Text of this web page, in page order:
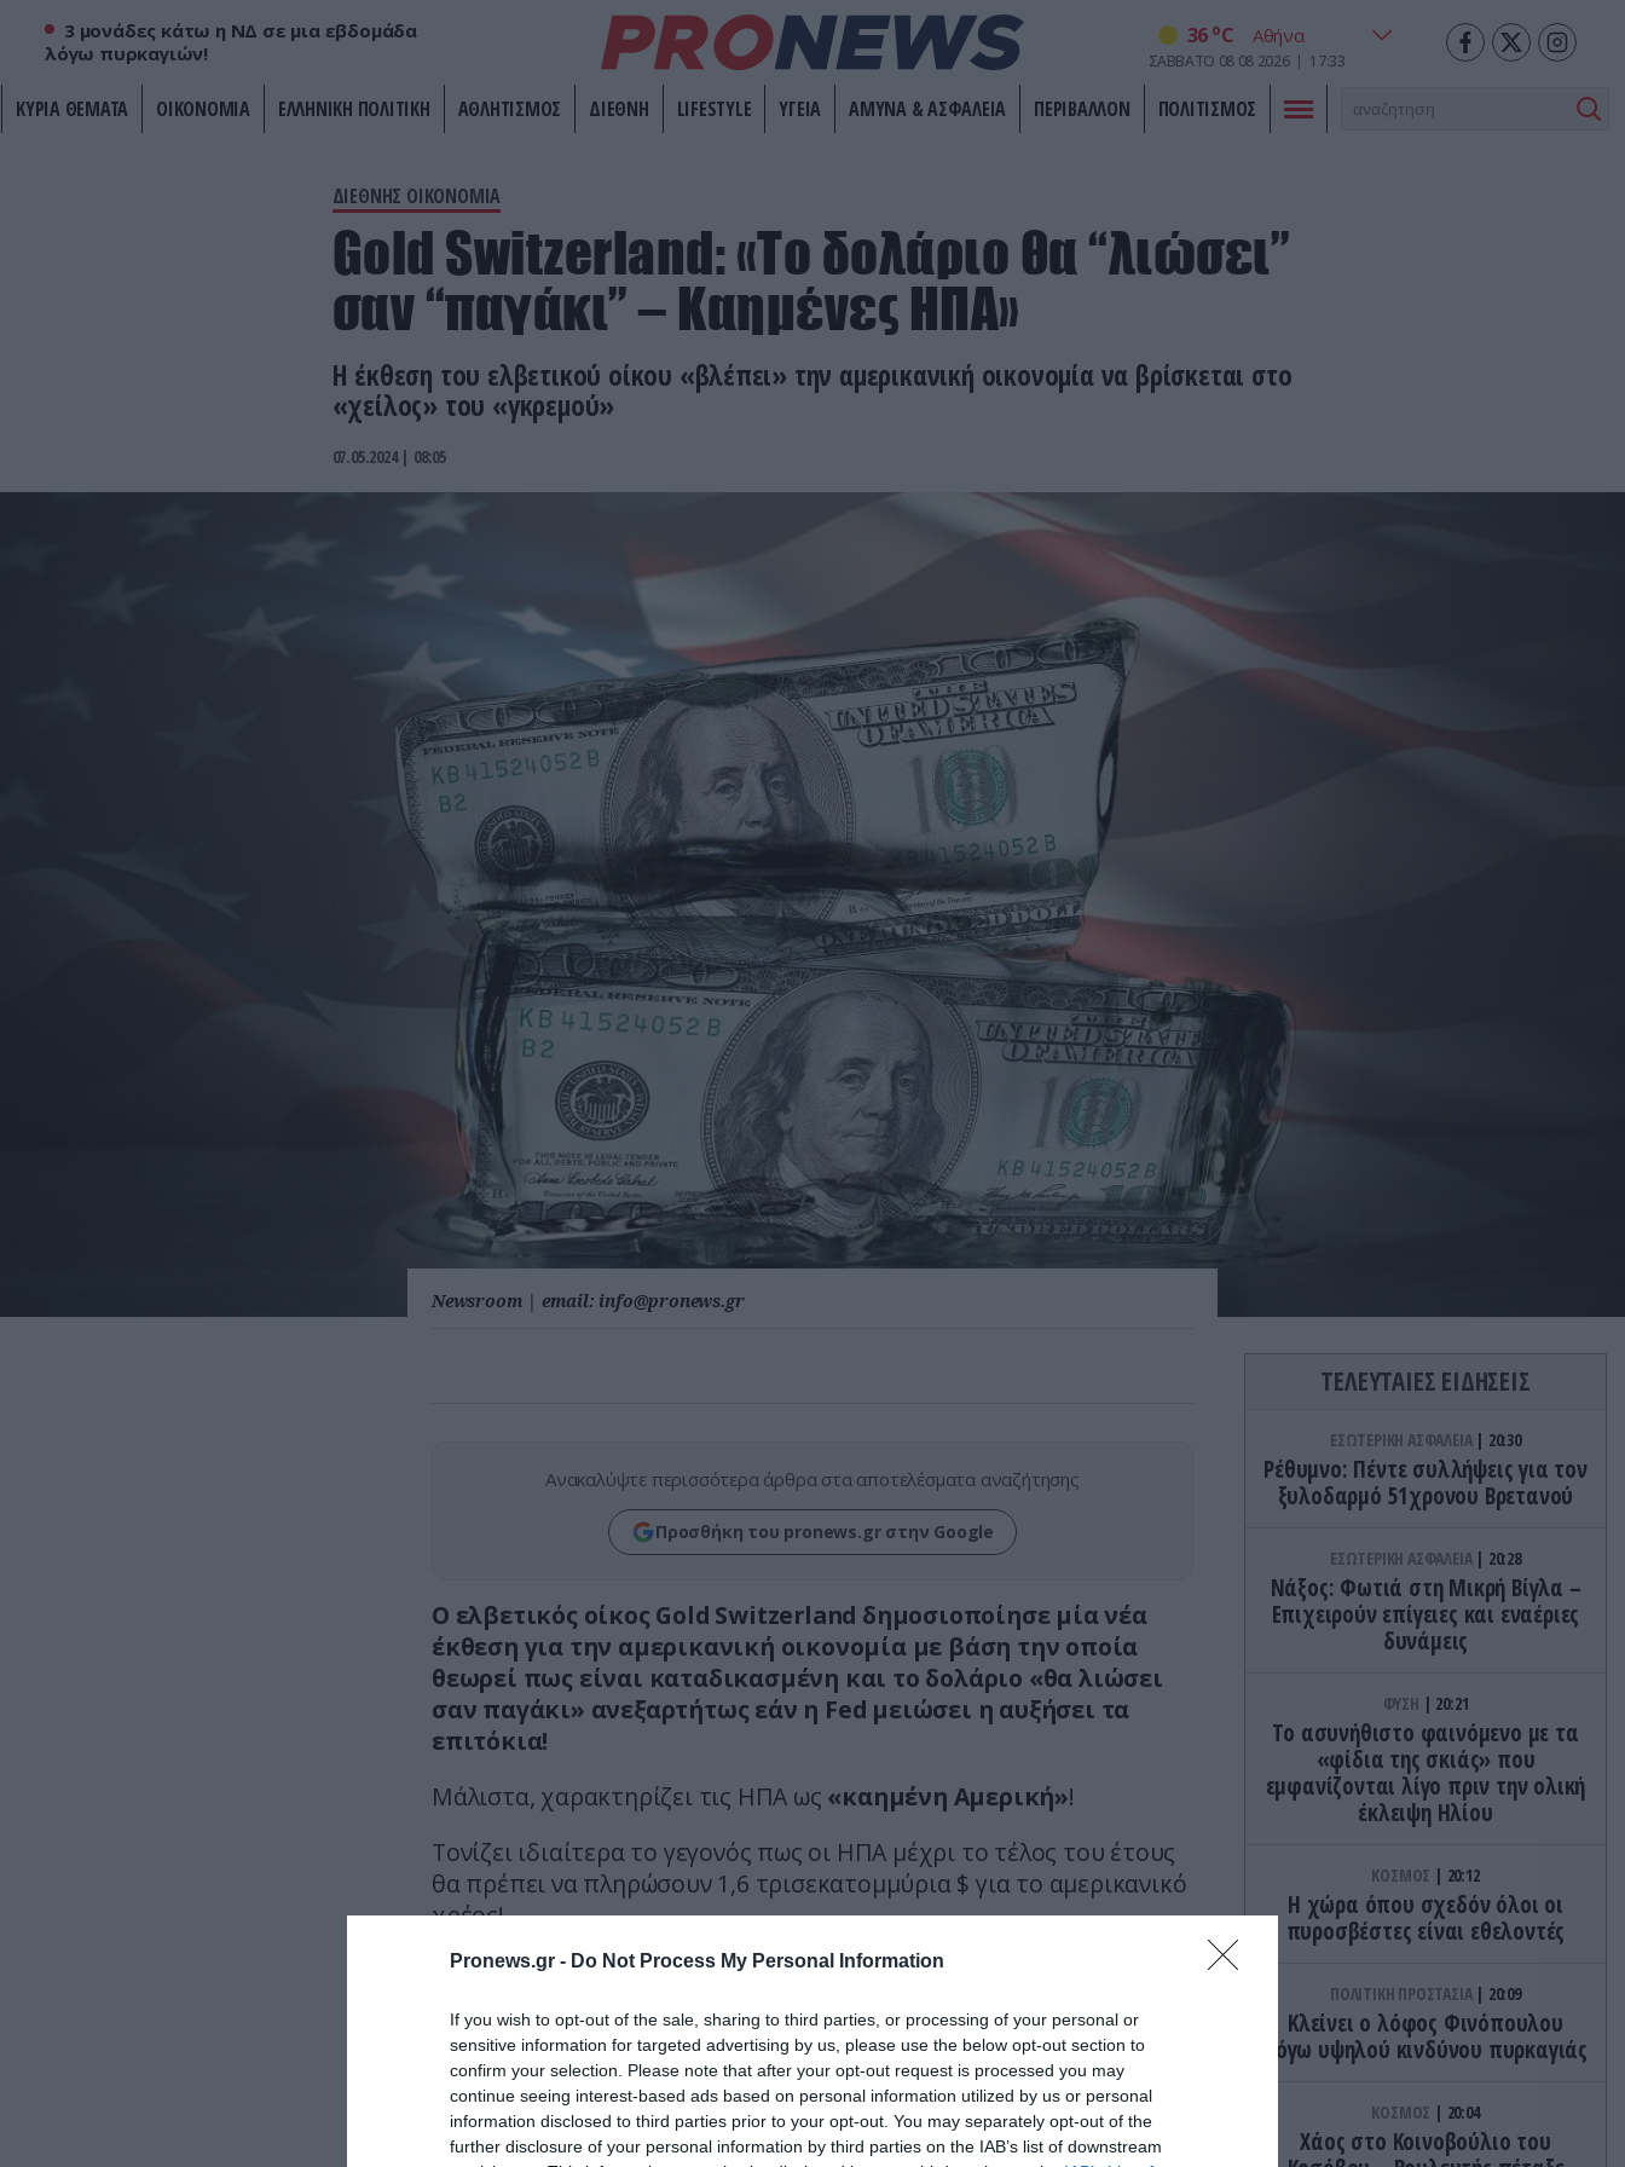
Pronews.gr - Do Not Process My Personal Information
If you wish to opt-out of the sale, sharing to third parties, or processing of your personal or
sensitive information for targeted advertising by us, please use the below opt-out section to
confirm your selection. Please note that after your opt-out request is processed you may
continue seeing interest-based ads based on personal information utilized by us or personal
information disclosed to third parties prior to your opt-out. You may separately opt-out of the
further disclosure of your personal information by third parties on the IAB’s list of downstream
3 μονάδες κάτω η ΝΔ σε μια εβδομάδα
λόγω πυρκαγιών!
36 oC
ΣΑΒΒΑΤΟ 08 08 2026 17:33
ΚΥΡΙΑ ΘΕΜΑΤΑ ΟΙΚΟΝΟΜΙΑ ΕΛΛΗΝΙΚΗ ΠΟΛΙΤΙΚΗ ΑΘΛΗΤΙΣΜΟΣ ΔΙΕΘΝΗ LIFESTYLE ΥΓΕΙΑ ΑΜΥΝΑ & ΑΣΦΑΛΕΙΑ ΠΕΡΙΒΑΛΛΟΝ ΠΟΛΙΤΙΣΜΟΣ
ΔΙΕΘΝΗΣ ΟΙΚΟΝΟΜΙΑ
Gold Switzerland: «Το δολάριο θα “λιώσει”
σαν “παγάκι” – Καημένες ΗΠΑ»
Η έκθεση του ελβετικού οίκου «βλέπει» την αμερικανική οικονομία να βρίσκεται στο
«χείλος» του «γκρεμού»
07.05.2024 | 08:05
Newsroom | email: info@pronews.gr
Ανακαλύψτε περισσότερα άρθρα στα αποτελέσματα αναζήτησης
Προσθήκη του pronews.gr στην Google
O ελβετικός οίκος Gold Switzerland δημοσιοποίησε μία νέα
έκθεση για την αμερικανική οικονομία με βάση την οποία
θεωρεί πως είναι καταδικασμένη και το δολάριο «θα λιώσει
σαν παγάκι» ανεξαρτήτως εάν η Fed μειώσει η αυξήσει τα
επιτόκια!
Μάλιστα, χαρακτηρίζει τις ΗΠΑ ως «καημένη Αμερική»!
Τονίζει ιδιαίτερα το γεγονός πως οι ΗΠΑ μέχρι το τέλος του έτους
θα πρέπει να πληρώσουν 1,6 τρισεκατομμύρια $ για το αμερικανικό
χρέος!
ΤΕΛΕΥΤΑΙΕΣ ΕΙΔΗΣΕΙΣ
ΕΣΩΤΕΡΙΚΗ ΑΣΦΑΛΕΙΑ 20:30
Ρέθυμνο: Πέντε συλλήψεις για τον
ξυλοδαρμό 51χρονου Βρετανού
ΕΣΩΤΕΡΙΚΗ ΑΣΦΑΛΕΙΑ 20:28
Νάξος: Φωτιά στη Μικρή Βίγλα –
Επιχειρούν επίγειες και εναέριες
δυνάμεις
ΦΥΣΗ 20:21
Το ασυνήθιστο φαινόμενο με τα
«φίδια της σκιάς» που
εμφανίζονται λίγο πριν την ολική
έκλειψη Ηλίου
ΚΟΣΜΟΣ 20:12
Η χώρα όπου σχεδόν όλοι οι
πυροσβέστες είναι εθελοντές
ΠΟΛΙΤΙΚΗ ΠΡΟΣΤΑΣΙΑ 20:09
Κλείνει ο λόφος Φινόπουλου
λόγω υψηλού κινδύνου πυρκαγιάς
ΚΟΣΜΟΣ 20:04
Χάος στο Κοινοβούλιο του